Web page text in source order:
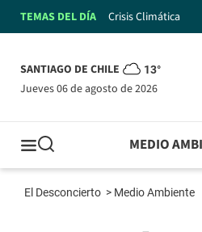
TEMAS DEL DÍA Crisis Climática
SANTIAGO DE CHILE 13°
jueves 06 de agosto de 2026
MEDIO
El Desconcierto > Medio Ambiente